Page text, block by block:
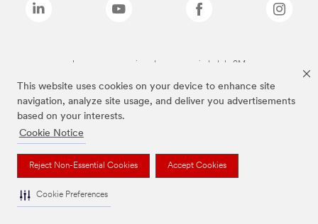
This website uses cookies on your device to enhance site
navigation, analyze site usage, and deliver you advertisements
based on your interests.
Cookie Notice
Reject Non-Essential Cookies Accept Cookies
Cookie Preferences
Las marcas mencionadas son propiedad de 3M